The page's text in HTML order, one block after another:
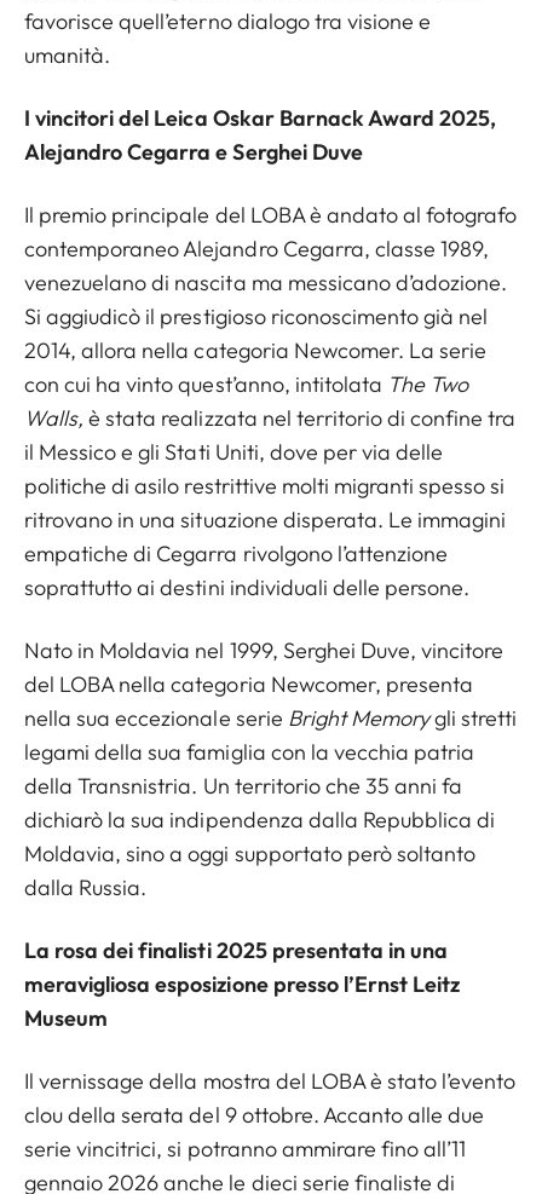
favorisce quell’eterno dialogo tra visione e
umanità.
I vincitori del Leica Oskar Barnack Award 2025,
Alejandro Cegarra e Serghei Duve
Il premio principale del LOBA è andato al fotografo
contemporaneo Alejandro Cegarra, classe 1989,
venezuelano di nascita ma messicano d’adozione.
Si aggiudicò il prestigioso riconoscimento già nel
2014, allora nella categoria Newcomer. La serie
con cui ha vinto quest’anno, intitolata The Two
Walls, è stata realizzata nel territorio di confine tra
il Messico e gli Stati Uniti, dove per via delle
politiche di asilo restrittive molti migranti spesso si
ritrovano in una situazione disperata. Le immagini
empatiche di Cegarra rivolgono l’attenzione
soprattutto ai destini individuali delle persone.
Nato in Moldavia nel 1999, Serghei Duve, vincitore
del LOBA nella categoria Newcomer, presenta
nella sua eccezionale serie Bright Memorygli stretti
legami della sua famiglia con la vecchia patria
della Transnistria. Un territorio che 35 anni fa
dichiarò la sua indipendenza dalla Repubblica di
Moldavia, sino a oggi supportato però soltanto
dalla Russia.
La rosa dei finalisti 2025 presentata in una
meravigliosa esposizione presso l’Ernst Leitz
Museum
Il vernissage della mostra del LOBA è stato l’evento
clou della serata del 9 ottobre. Accanto alle due
serie vincitrici, si potranno ammirare fino all’11
gennaio 2026 anche le dieci serie finaliste di